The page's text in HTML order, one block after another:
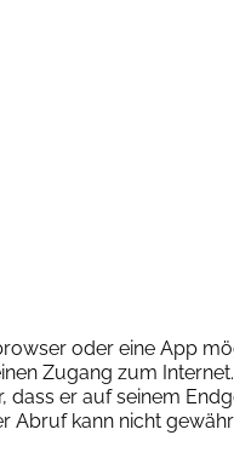
oder eine App
Zugang zum
er auf seinem
kann nicht